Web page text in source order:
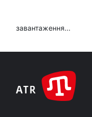
завантаження...